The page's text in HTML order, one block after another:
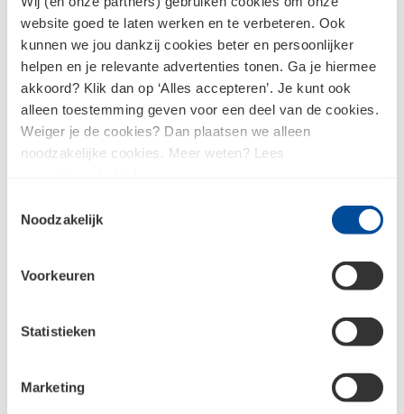
website goed te laten werken en te verbeteren. Ook
kunnen we jou dankzij cookies beter en persoonlijker
helpen en je relevante advertenties tonen. Ga je hiermee
akkoord? Klik dan op ‘Alles accepteren’. Je kunt ook
alleen toestemming geven voor een deel van de cookies.
Weiger je de cookies? Dan plaatsen we alleen
noodzakelijke cookies. Meer weten? Lees
Noodzakelijk
Voorkeuren
Statistieken
Marketing
Doordat de montage aanzienlijk sneller verloopt en er
corrigeren, dalen de totale arbeidsuren direct. Dit maakt